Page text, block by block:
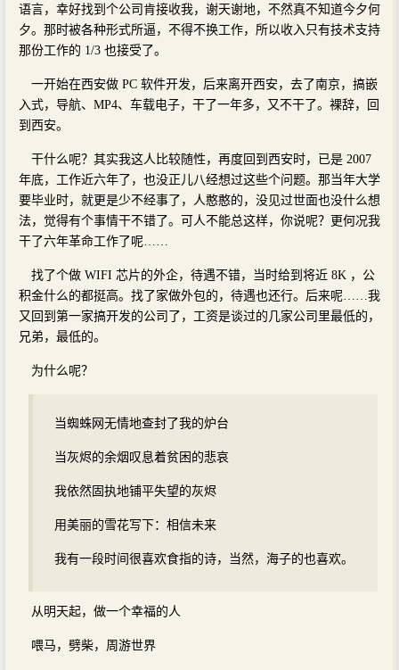
语言，幸好找到个公司肯接收我，谢天谢地，不然真不知道今夕何
夕。那时被各种形式所逼，不得不换工作，所以收入只有技术支持
那份工作的 1/3 也接受了。
一开始在西安做 PC 软件开发，后来离开西安，去了南京，搞嵌
入式，导航、MP4、车载电子，干了一年多，又不干了。裸辞，回
到西安。
干什么呢？其实我这人比较随性，再度回到西安时，已是 2007
年底，工作近六年了，也没正儿八经想过这些个问题。那当年大学
要毕业时，就更是少不经事了，人憨憨的，没见过世面也没什么想
法，觉得有个事情干不错了。可人不能总这样，你说呢？更何况我
干了六年革命工作了呢……
找了个做 WIFI 芯片的外企，待遇不错，当时给到将近 8K ，公
积金什么的都挺高。找了家做外包的，待遇也还行。后来呢……我
又回到第一家搞开发的公司了，工资是谈过的几家公司里最低的，
兄弟，最低的。
为什么呢？
当蜘蛛网无情地查封了我的炉台
当灰烬的余烟叹息着贫困的悲哀
我依然固执地铺平失望的灰烬
用美丽的雪花写下：相信未来
我有一段时间很喜欢食指的诗，当然，海子的也喜欢。
从明天起，做一个幸福的人
喂马，劈柴，周游世界